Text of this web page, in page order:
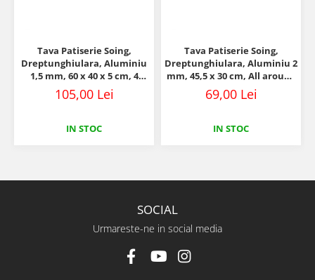
Tava Patiserie Soing,
Dreptunghiulara, Aluminiu
1,5 mm, 60 x 40 x 5 cm, 4
laturi 90°
105,00 Lei
IN STOC
Tava Patiserie Soing,
Dreptunghiulara, Aluminiu 2
mm, 45,5 x 30 cm, All around
45°
69,00 Lei
IN STOC
SOCIAL
Urmareste-ne in social media